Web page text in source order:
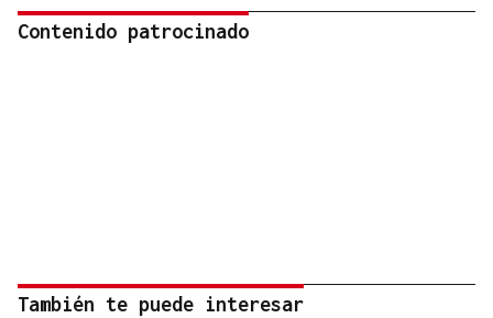
Contenido patrocinado
También te puede interesar